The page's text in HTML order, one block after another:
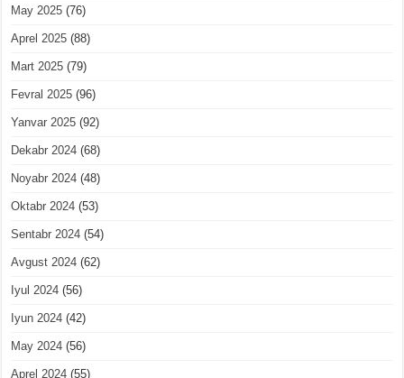
May 2025 (76)
Aprel 2025 (88)
Mart 2025 (79)
Fevral 2025 (96)
Yanvar 2025 (92)
Dekabr 2024 (68)
Noyabr 2024 (48)
Oktabr 2024 (53)
Sentabr 2024 (54)
Avgust 2024 (62)
Iyul 2024 (56)
Iyun 2024 (42)
May 2024 (56)
Aprel 2024 (55)